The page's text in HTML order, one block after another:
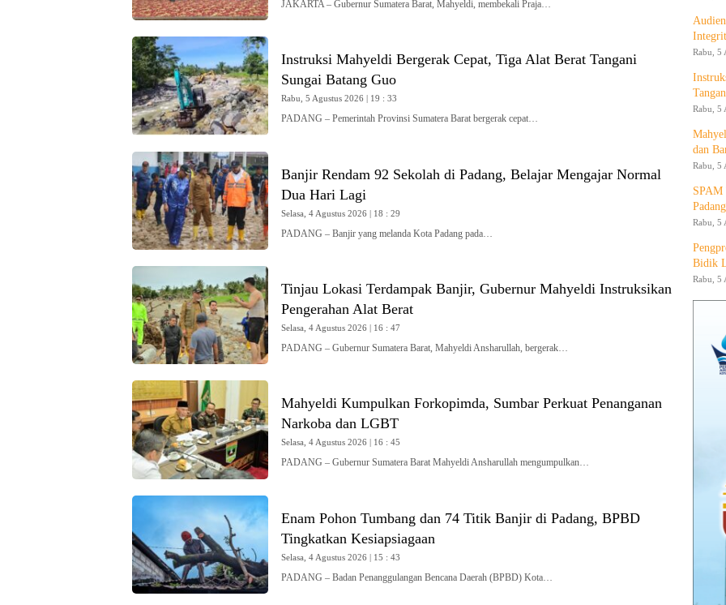
JAKARTA – Gubernur Sumatera Barat, Mahyeldi, membekali Praja…
Instruksi Mahyeldi Bergerak Cepat, Tiga Alat Berat Tangani
Sungai Batang Guo
Rabu, 5 Agustus 2026 | 19 : 33
PADANG – Pemerintah Provinsi Sumatera Barat bergerak cepat…
Banjir Rendam 92 Sekolah di Padang, Belajar Mengajar Normal
Dua Hari Lagi
Selasa, 4 Agustus 2026 | 18 : 29
PADANG – Banjir yang melanda Kota Padang pada…
Tinjau Lokasi Terdampak Banjir, Gubernur Mahyeldi Instruksikan
Pengerahan Alat Berat
Selasa, 4 Agustus 2026 | 16 : 47
PADANG – Gubernur Sumatera Barat, Mahyeldi Ansharullah, bergerak…
Mahyeldi Kumpulkan Forkopimda, Sumbar Perkuat Penanganan
Narkoba dan LGBT
Selasa, 4 Agustus 2026 | 16 : 45
PADANG – Gubernur Sumatera Barat Mahyeldi Ansharullah mengumpulkan…
Enam Pohon Tumbang dan 74 Titik Banjir di Padang, BPBD
Tingkatkan Kesiapsiagaan
Selasa, 4 Agustus 2026 | 15 : 43
PADANG – Badan Penanggulangan Bencana Daerah (BPBD) Kota…
Rabu, 5
Rabu, 5
dan
Rabu, 5
Rabu, 5
Bidik
Rabu, 5